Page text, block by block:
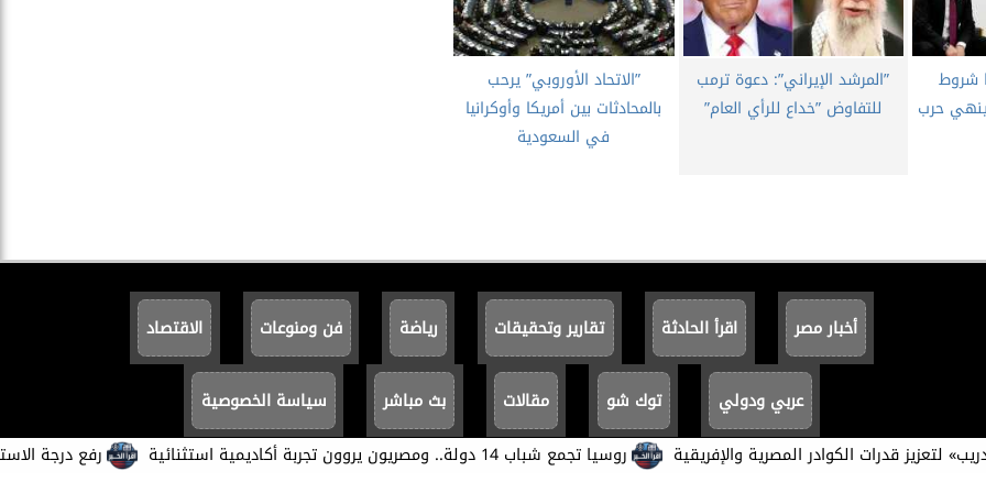
​رفع درجة الاستعداد روسيا تجمع شباب 14 دولة.. ومصريون يروون تجربة أكاديمية استثنائية قدرات الكوادر المصرية والإفريقية
شروط
حرب
”المرشد الإيراني”: دعوة ترمب
للتفاوض ”خداع للرأي العام”
”الاتحاد الأوروبي” يرحب
بالمحادثات بين أمريكا وأوكرانيا
في السعودية
أخبار مصر اقرأ الحادثة تقارير وتحقيقات رياضة فن ومنوعات الاقتصاد
عربي ودولي توك شو مقالات بث مباشر سياسة الخصوصية